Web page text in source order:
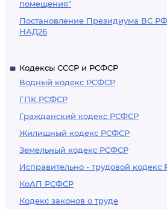
помещения"
Постановление Президиума ВС РФ
НАД26
Кодексы СССР и РСФСР
Водный кодекс РСФСР
ГПК РСФСР
Гражданский кодекс РСФСР
Жилищный кодекс РСФСР
Земельный кодекс РСФСР
Исправительно - трудовой
КоАП РСФСР
Кодекс законов о труде